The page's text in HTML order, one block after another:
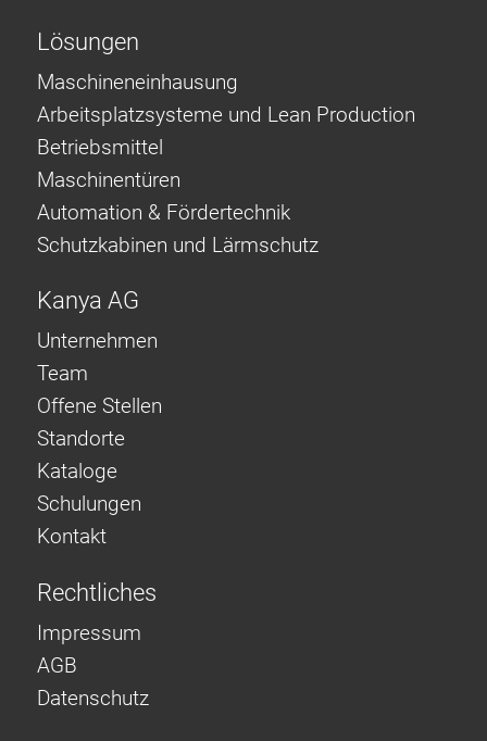
Lösungen
Maschineneinhausung
Arbeitsplatzsysteme und Lean Production
Betriebsmittel
Maschinentüren
Automation & Fördertechnik
Schutzkabinen und Lärmschutz
Kanya AG
Unternehmen
Team
Offene Stellen
Standorte
Kataloge
Schulungen
Kontakt
Rechtliches
Impressum
AGB
Datenschutz